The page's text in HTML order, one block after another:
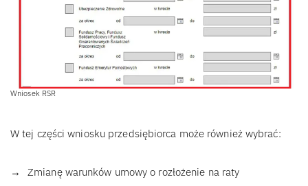
Wniosek RSR
W tej części wniosku przedsiębiorca może również wybrać:
Zmianę warunków umowy o rozłożenie na raty